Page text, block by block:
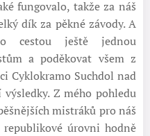
fungovalo, takže za náš
dík za pěkné závody. A
cestou ještě jednou
a poděkovat všem z
Cyklokramo Suchdol nad
Z mého pohledu
mistráků pro náš
úrovni hodně